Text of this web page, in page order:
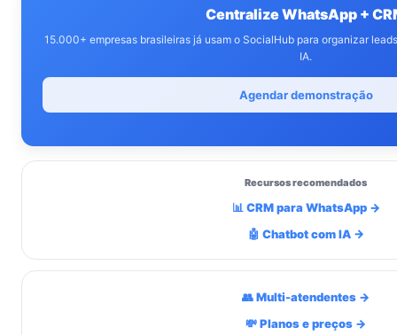
Centralize WhatsApp +
15.000+ empresas brasileiras já usam o SocialHub para organizar
IA.
Agendar demonstração
Recursos recomendados
📊 CRM para WhatsApp →
🤖 Chatbot com IA →
👥 Multi-atendentes →
💸 Planos e preços →